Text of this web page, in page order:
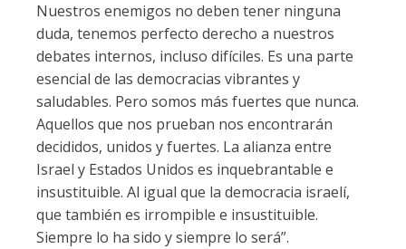
Nuestros enemigos no deben tener ninguna
duda, tenemos perfecto derecho a nuestros
debates internos, incluso difíciles. Es una parte
esencial de las democracias vibrantes y
saludables. Pero somos más fuertes que nunca.
Aquellos que nos prueban nos encontrarán
decididos, unidos y fuertes. La alianza entre
Israel y Estados Unidos es inquebrantable e
insustituible. Al igual que la democracia israelí,
que también es irrompible e insustituible.
Siempre lo ha sido y siempre lo será”.